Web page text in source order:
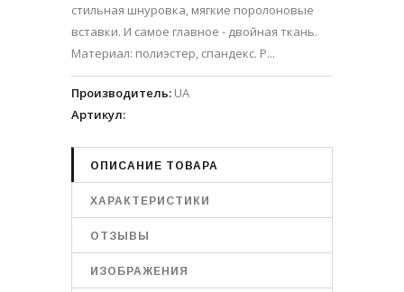
стильная шнуровка, мягкие поролоновые
вставки. И самое главное - двойная ткань.
Материал: полиэстер, спандекс. Р...
Производитель: UA
Артикул:
ОПИСАНИЕ ТОВАРА
ХАРАКТЕРИСТИКИ
ОТЗЫВЫ
ИЗОБРАЖЕНИЯ